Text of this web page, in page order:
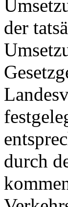
der
durch